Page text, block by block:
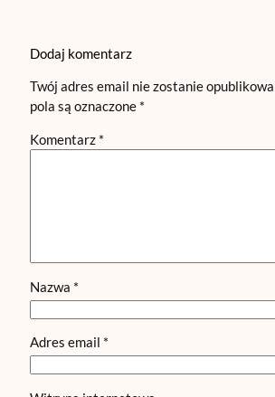
Dodaj komentarz
Twój adres email nie zostanie
pola są oznaczone *
Komentarz *
Nazwa *
Adres email *